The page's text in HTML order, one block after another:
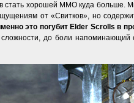
стать хорошей ММО куда больше.
от «Свитков», но
это погубит Elder Scrolls в
до боли